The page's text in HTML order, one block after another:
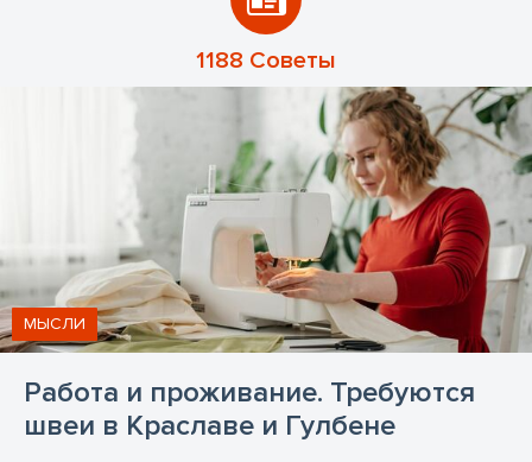
Услуги вышивки
1188 Советы
Работа и проживание. Требуются
швеи в Краславе и Гулбене
МЫСЛИ